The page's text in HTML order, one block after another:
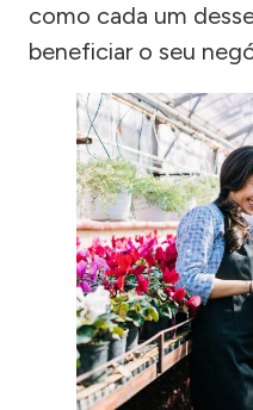
como cada um
beneficiar o seu